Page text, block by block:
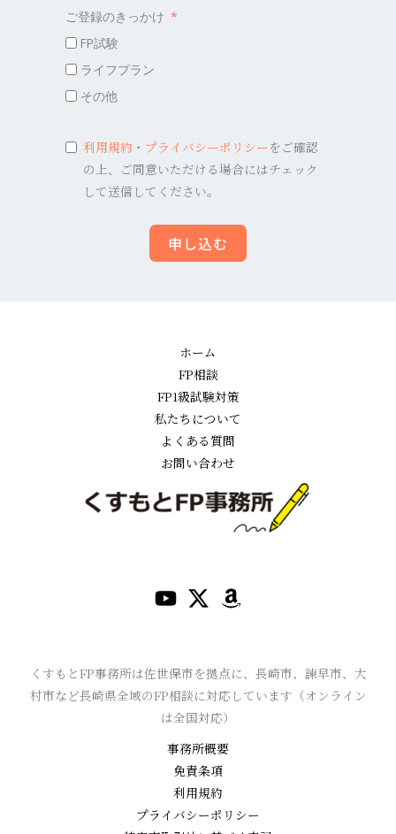
ご登録のきっかけ
FP試験
ライフプラン
その他
利用規約 ・ プライバシーポリシー をご確認
の上、ご同意いただける場合にはチェック
して送信してください。
申し込む
ホーム
FP相談
FP1級試験対策
私たちについて
よくある質問
お問い合わせ
くすもとFP事務所は佐世保市を拠点に、長崎市、諫早市、大
村市など長崎県全域のFP相談に対応しています（オンライン
は全国対応）
事務所概要
免責条項
利用規約
プライバシーポリシー